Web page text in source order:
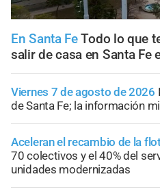
En Santa FeTodo lo que
salir de casa en Santa Fe
Viernes 7 de agosto de 2026
de Santa Fe; la información
Aceleran el recambio de la
70 colectivos y el 40% del
unidades modernizadas